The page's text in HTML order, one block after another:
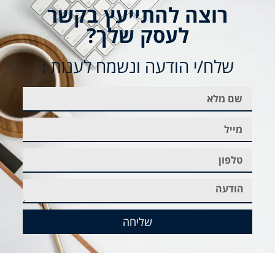
רוצה להתייעץ בקשר
לעסק שלך?
שלח/י הודעה ונשמח לענות :
שליחה